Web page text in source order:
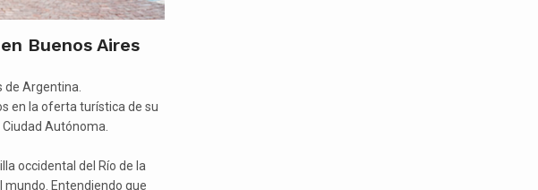
Buenos Aires
de Argentina.
en la oferta turística de su
Autónoma.
occidental del Río de la
mundo. Entendiendo que